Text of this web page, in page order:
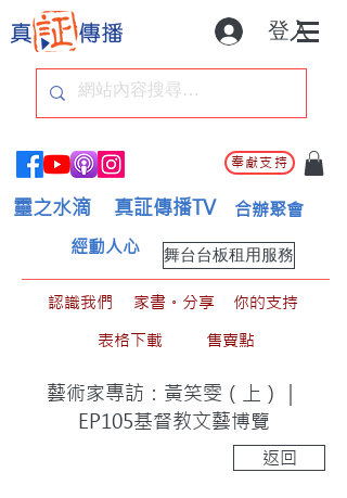
登入
奉獻支持
靈之水滴 真証傳播TV 合辦聚會
舞台台板租用服務
經動人心
認識我們 家書。分享
你的支持
表格下載
售賣點
藝術家專訪：黃笑雯（上）｜
EP105基督教文藝博覽
返回